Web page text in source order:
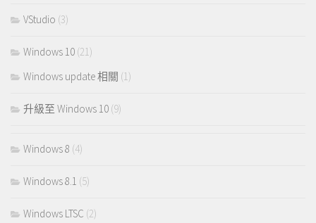
VStudio (3)
Windows 10 (21)
Windows update 相關 (1)
升級至 Windows 10 (9)
Windows 8 (4)
Windows 8.1 (5)
Windows LTSC (2)